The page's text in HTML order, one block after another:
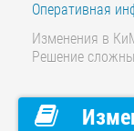
Оперативная
Изменения в
Решение